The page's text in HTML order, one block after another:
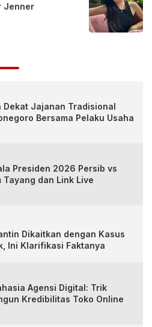
Jenner
Dekat Jajanan Tradisional
Bersama Pelaku Usaha
Presiden 2026 Persib vs
Tayang dan Link Live
Dikaitkan dengan Kasus
Ini Klarifikasi Faktanya
Agensi Digital: Trik
Kredibilitas Toko Online